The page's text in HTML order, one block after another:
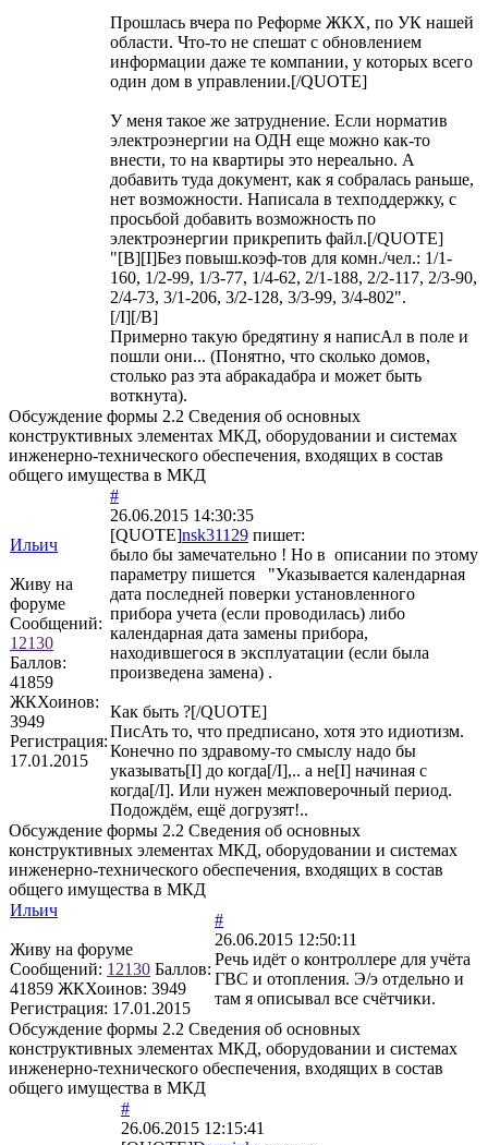
Прошлась вчера по Реформе ЖКХ, по УК нашей
области. Что-то не спешат с обновлением
информации даже те компании, у которых всего
один дом в управлении.[/QUOTE]
У меня такое же затруднение. Если норматив
электроэнергии на ОДН еще можно как-то
внести, то на квартиры это нереально. А
добавить туда документ, как я собралась раньше,
нет возможности. Написала в техподдержку, с
просьбой добавить возможность по
электроэнергии прикрепить файл.[/QUOTE]
"[B][I]Без повыш.коэф-тов для комн./чел.: 1/1-
160, 1/2-99, 1/3-77, 1/4-62, 2/1-188, 2/2-117, 2/3-90,
2/4-73, 3/1-206, 3/2-128, 3/3-99, 3/4-802".
[/I][/B]
Примерно такую бредятину я написАл в поле и
пошли они... (Понятно, что сколько домов,
столько раз эта абракадабра и может быть
воткнута).
Обсуждение формы 2.2 Сведения об основных
конструктивных элементах МКД, оборудовании и системах
инженерно-технического обеспечения, входящих в состав
общего имущества в МКД
Ильич
Живу на
форуме
Сообщений:
12130
Баллов:
41859
ЖКХоинов:
3949
Регистрация:
17.01.2015
#
26.06.2015 14:30:35
[QUOTE]nsk31129 пишет:
было бы замечательно ! Но в описании по этому
параметру пишется "Указывается календарная
дата последней поверки установленного
прибора учета (если проводилась) либо
календарная дата замены прибора,
находившегося в эксплуатации (если была
произведена замена) .
Как быть ?[/QUOTE]
ПисАть то, что предписано, хотя это идиотизм.
Конечно по здравому-то смыслу надо бы
указывать[I] до когда[/I],.. а не[I] начиная с
когда[/I]. Или нужен межповерочный период.
Подождём, ещё догрузят!..
Обсуждение формы 2.2 Сведения об основных
конструктивных элементах МКД, оборудовании и системах
инженерно-технического обеспечения, входящих в состав
общего имущества в МКД
Ильич
Живу на форуме
Сообщений: 12130 Баллов:
41859 ЖКХоинов: 3949
Регистрация: 17.01.2015
#
26.06.2015 12:50:11
Речь идёт о контроллере для учёта
ГВС и отопления. Э/э отдельно и
там я описывал все счётчики.
Обсуждение формы 2.2 Сведения об основных
конструктивных элементах МКД, оборудовании и системах
инженерно-технического обеспечения, входящих в состав
общего имущества в МКД
#
26.06.2015 12:15:41